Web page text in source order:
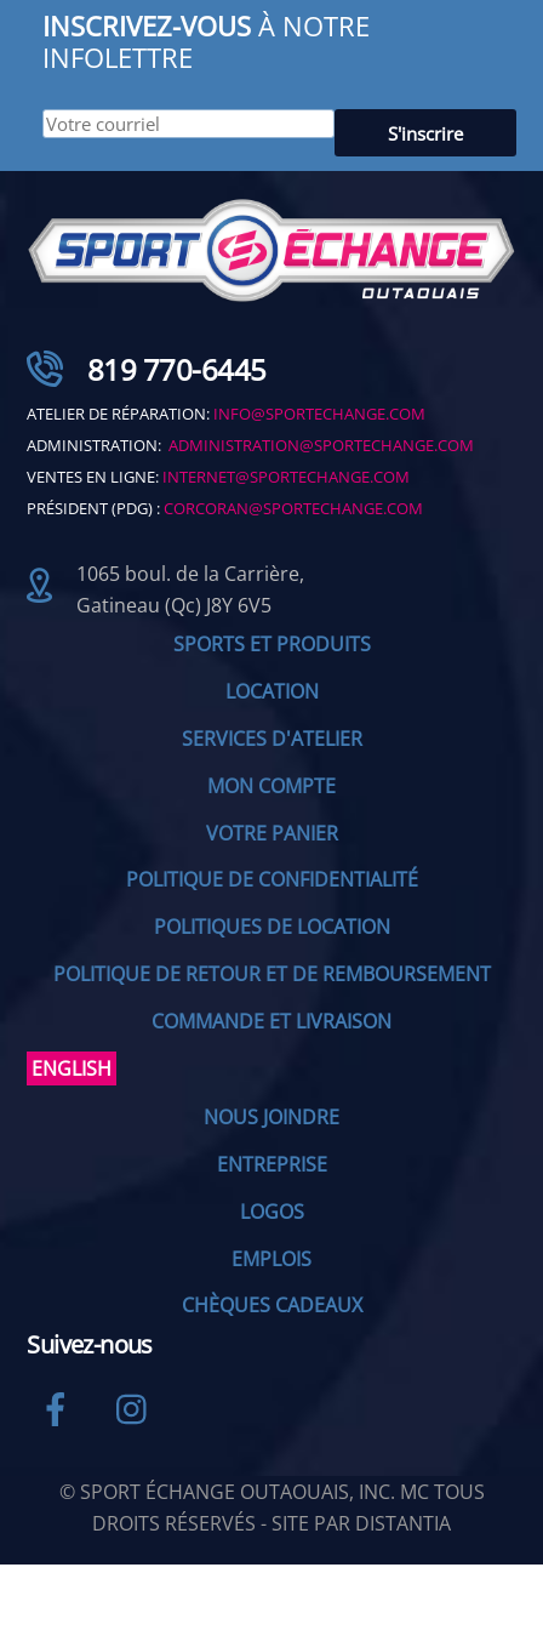
INSCRIVEZ-VOUS À NOTRE
INFOLETTRE
819 770-6445
ATELIER DE RÉPARATION: INFO@SPORTECHANGE.COM
ADMINISTRATION:ADMINISTRATION@SPORTECHANGE.COM
VENTES EN LIGNE: INTERNET@SPORTECHANGE.COM
PRÉSIDENT (PDG) :CORCORAN@SPORTECHANGE.COM
1065 boul. de la Carrière,
Gatineau (Qc) J8Y 6V5
SPORTS ET PRODUITS
LOCATION
SERVICES D'ATELIER
MON COMPTE
VOTRE PANIER
POLITIQUE DE CONFIDENTIALITÉ
POLITIQUES DE LOCATION
POLITIQUE DE RETOUR ET DE REMBOURSEMENT
COMMANDE ET LIVRAISON
ENGLISH
NOUS JOINDRE
ENTREPRISE
LOGOS
EMPLOIS
CHÈQUES CADEAUX
Suivez-nous
Facebook
© SPORT ÉCHANGE OUTAOUAIS, INC. MC TOUS
DROITS RÉSERVÉS - SITE PAR DISTANTIA